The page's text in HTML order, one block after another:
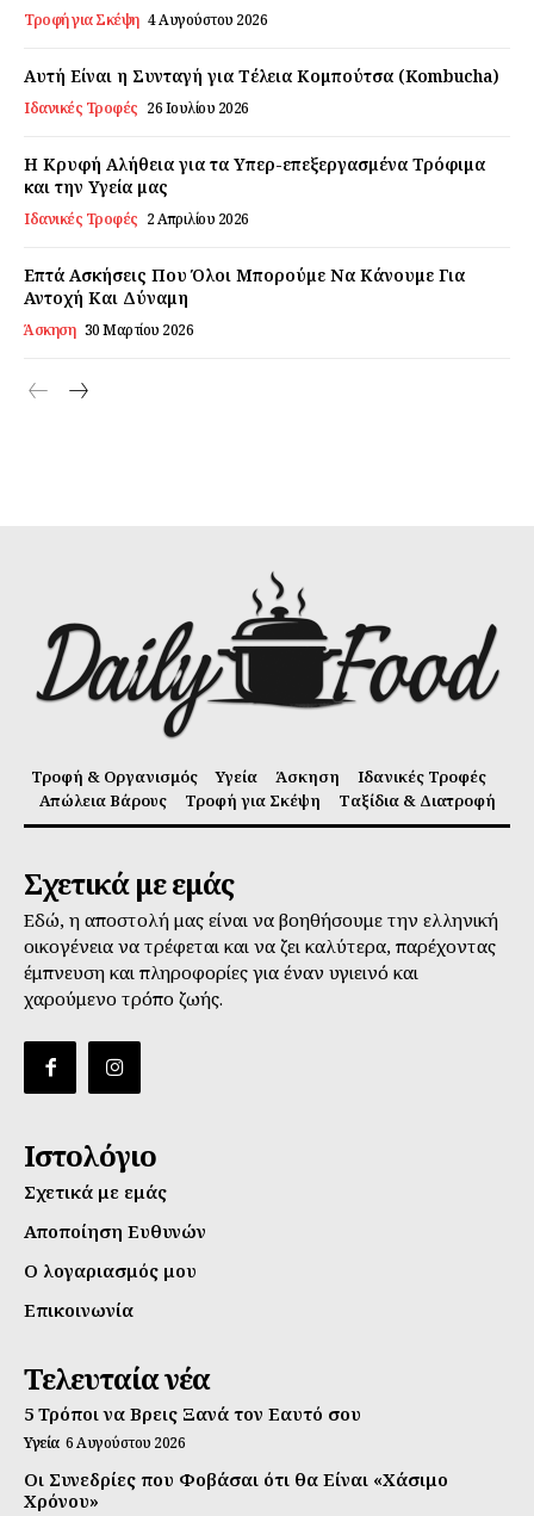
Daily Food
Αποποίηση Ευθυνών
Ο λογαριασμός μου
Τροφή για Σκέψη 4 Αυγούστου 2026
Αυτή Είναι η Συνταγή για Τέλεια Κομπούτσα (Kombucha)
Ιδανικές Τροφές 26 Ιουλίου 2026
Η Κρυφή Αλήθεια για τα Υπερ-επεξεργασμένα Τρόφιμα
και την Υγεία μας
Ιδανικές Τροφές 2 Απριλίου 2026
Επτά Ασκήσεις Που Όλοι Μπορούμε Να Κάνουμε Για
Αντοχή Και Δύναμη
Άσκηση 30 Μαρτίου 2026
Τροφή & Οργανισμός Υγεία Άσκηση
Ιδανικές Τροφές
Απώλεια Βάρους
Τροφή για Σκέψη Ταξίδια & Διατροφή
Σχετικά με εμάς
Εδώ, η αποστολή μας είναι να βοηθήσουμε την ελληνική
οικογένεια να τρέφεται και να ζει καλύτερα, παρέχοντας
έμπνευση και πληροφορίες για έναν υγιεινό και
χαρούμενο τρόπο ζωής.
Ιστολόγιο
Σχετικά με εμάς
Αποποίηση Ευθυνών
Ο λογαριασμός μου
Επικοινωνία
Τελευταία νέα
5 Τρόποι να Βρεις Ξανά τον Εαυτό σου
Υγεία 6 Αυγούστου 2026
Οι Συνεδρίες που Φοβάσαι ότι θα Είναι «Χάσιμο
Χρόνου»